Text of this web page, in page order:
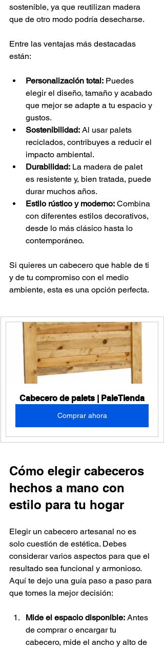
sostenible, ya que reutilizan madera
que de otro modo podría desecharse.
Entre las ventajas más destacadas
están:
Personalización total: Puedes
elegir el diseño, tamaño y acabado
que mejor se adapte a tu espacio y
gustos.
Sostenibilidad: Al usar palets
reciclados, contribuyes a reducir el
impacto ambiental.
Durabilidad: La madera de palet
es resistente y, bien tratada, puede
durar muchos años.
Estilo rústico y moderno: Combina
con diferentes estilos decorativos,
desde lo más clásico hasta lo
contemporáneo.
Si quieres un cabecero que hable de ti
y de tu compromiso con el medio
ambiente, esta es una opción perfecta.
Cabecero de palets | PaleTienda
Comprar ahora
Cómo elegir cabeceros
hechos a mano con
estilo para tu hogar
Elegir un cabecero artesanal no es
solo cuestión de estética. Debes
considerar varios aspectos para que el
resultado sea funcional y armonioso.
Aquí te dejo una guía paso a paso para
que tomes la mejor decisión:
Mide el espacio disponible: Antes
de comprar o encargar tu
cabecero, mide el ancho y alto de